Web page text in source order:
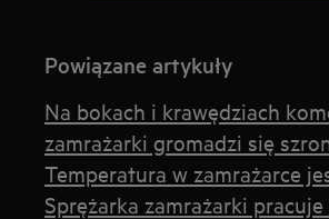
Powiązane artykuły
Na bokach i krawędziach
zamrażarki gromadzi się
Temperatura w zamrażarce
Sprężarka zamrażarki